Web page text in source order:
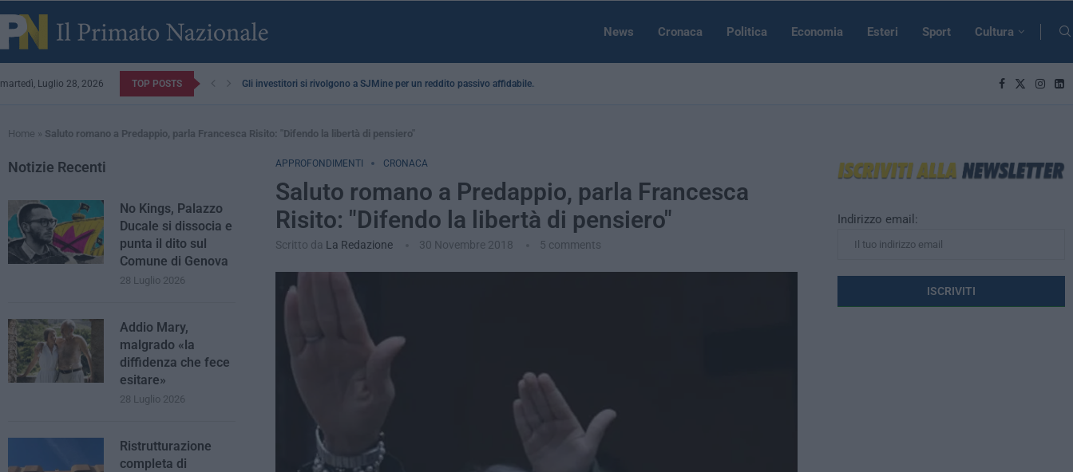
News Cronaca Politica Economia Esteri Sport Cultura
martedì, Luglio 28, 2026 TOP POSTS Gli investitori si rivolgono a SJMine per un reddito passivo affidabile...
Home » Saluto romano a Predappio, parla Francesca Risito: "Difendo la libertà di pensiero"
APPROFONDIMENTI CRONACA
Saluto romano a Predappio, parla Francesca
Risito: "Difendo la libertà di pensiero"
Scritto da La Redazione 30 Novembre 2018 5 comments
Indirizzo email:
Notizie Recenti
No Kings, Palazzo
Ducale si dissocia e
punta il dito sul
Comune di Genova
28 Luglio 2026
Addio Mary,
malgrado «la
diffidenza che fece
esitare»
28 Luglio 2026
Ristrutturazione
completa di